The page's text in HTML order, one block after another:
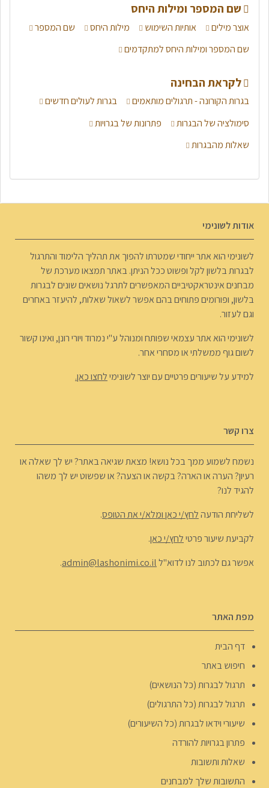
שם המספר ומילות היחס
אוצר מילים אותיות השימוש מילות היחס
שם המספר
שם המספר ומילות היחס למתקדמים
לקראת הבחינה
בגרות הקורונה - תרגולים מותאמים
בגרות לעולים חדשים
סימולציה של הבגרות
פתרונות של בגרויות
שאלות מהבגרות
אודות לשונימי
לשונימי הוא אתר ייחודי שמטרתו להפוך את תהליך הלימוד והתרגול
לבגרות בלשון לקל ופשוט ככל הניתן. באתר תמצאו מערכת של
מבחנים אינטראקטיביים המאפשרים לתרגל נושאים שונים לבגרות
בלשון, ופורומים פתוחים בהם אפשר לשאול שאלות, להיעזר באחרים
וגם לעזור.
לשונימי הוא אתר עצמאי שפותח ומנוהל ע"י נמרוד ויורי רונן, ואינו קשור
לשום גוף ממשלתי או מסחרי אחר.
למידע על שיעורים פרטיים עם יוצר לשונימילחצו כאן.
צרו קשר
נשמח לשמוע ממך בכל נושא! מצאת שגיאה באתר? יש לך שאלה או
רעיון? הערה או הארה? בקשה או הצעה? או שפשוט יש לך משהו
להגיד לנו?
לשליחת הודעהלחץ/י כאן ומלא/י את הטופס.
לקביעת שיעור פרטילחץ/י כאן.
אפשר גם לכתוב לנו לדוא"לadmin@lashonimi.co.il
.
מפת האתר
דף הבית
חיפוש באתר
תרגול לבגרות (כל הנושאים)
תרגול לבגרות (כל התרגולים)
שיעורי וידאו לבגרות (כל השיעורים)
פתרון בגרויות להורדה
שאלות ותשובות
התשובות שלך למבחנים